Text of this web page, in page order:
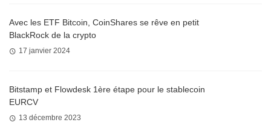
Avec les ETF Bitcoin, CoinShares se rêve en petit
BlackRock de la crypto
17 janvier 2024
Bitstamp et Flowdesk 1ère étape pour le stablecoin
EURCV
13 décembre 2023